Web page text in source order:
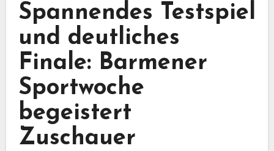
Spannendes Testspiel
und deutliches
Finale: Barmener
Sportwoche
begeistert
Zuschauer